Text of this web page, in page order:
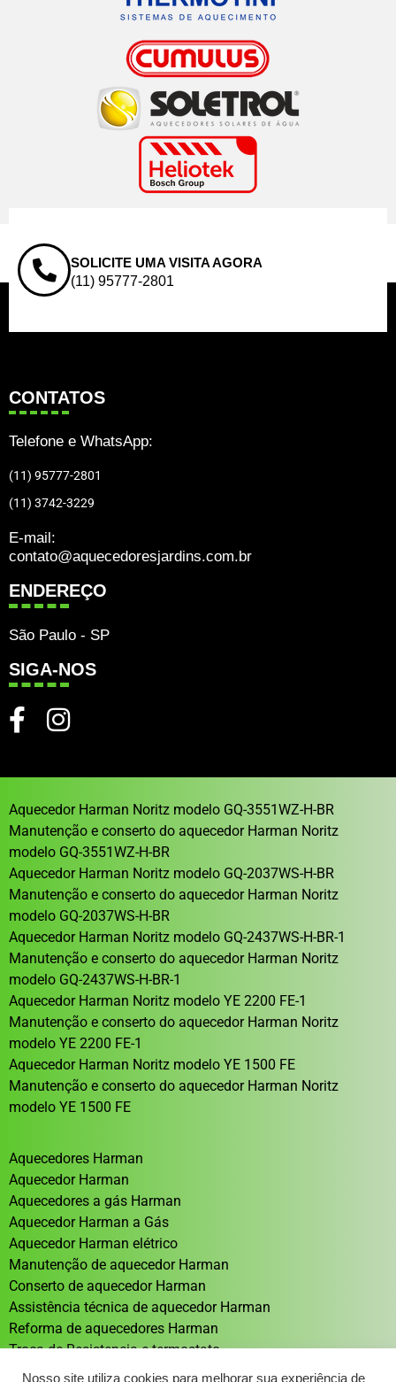
SOLICITE UMA VISITA AGORA
(11) 95777-2801
CONTATOS
Telefone e WhatsApp:
(11) 95777-2801
(11) 3742-3229
E-mail:
contato@aquecedoresjardins.com.br
ENDEREÇO
São Paulo - SP
SIGA-NOS
Aquecedor Harman Noritz modelo GQ-3551WZ-H-BR
Manutenção e conserto do aquecedor Harman Noritz
modelo GQ-3551WZ-H-BR
Aquecedor Harman Noritz modelo GQ-2037WS-H-BR
Manutenção e conserto do aquecedor Harman Noritz
modelo GQ-2037WS-H-BR
Aquecedor Harman Noritz modelo GQ-2437WS-H-BR-1
Manutenção e conserto do aquecedor Harman Noritz
modelo GQ-2437WS-H-BR-1
Aquecedor Harman Noritz modelo YE 2200 FE-1
Manutenção e conserto do aquecedor Harman Noritz
modelo YE 2200 FE-1
Aquecedor Harman Noritz modelo YE 1500 FE
Manutenção e conserto do aquecedor Harman Noritz
modelo YE 1500 FE
Aquecedores Harman
Aquecedor Harman
Aquecedores a gás Harman
Aquecedor Harman a Gás
Aquecedor Harman elétrico
Manutenção de aquecedor Harman
Conserto de aquecedor Harman
Assistência técnica de aquecedor Harman
Reforma de aquecedores Harman
Troca de Resistencia e termostato
Aquecedor solar Sistema de aquecimento solar
Nosso site utiliza cookies para melhorar sua experiência de